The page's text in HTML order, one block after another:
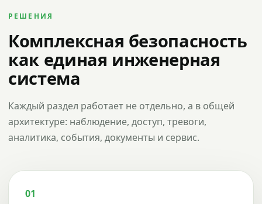
РЕШЕНИЯ
Комплексная безопасность
как единая инженерная
система
Каждый раздел работает не отдельно, а в общей
архитектуре: наблюдение, доступ, тревоги,
аналитика, события, документы и сервис.
01